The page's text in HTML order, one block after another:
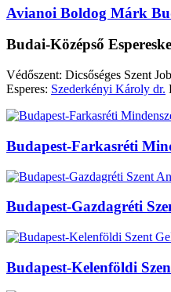
Avianoi Boldog Márk
Budai-Középső
Védőszent: Dicsőséges Szent
Esperes: Szederkényi Károly dr.
Budapest-Farkasréti
Budapest-Gazdagréti
Budapest-Kelenföldi